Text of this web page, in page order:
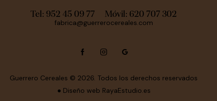
Tel: 952 45 09 77 Móvil: 620 707 302
fabrica@guerrerocereales.com
Guerrero Cereales © 2026. Todos los derechos reservados
● Diseño web RayaEstudio.es